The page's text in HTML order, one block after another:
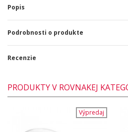
Popis
Podrobnosti o produkte
Recenzie
PRODUKTY V ROVNAKEJ
Výpredaj